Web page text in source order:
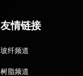
友情链接
玻纤频道
树脂频道